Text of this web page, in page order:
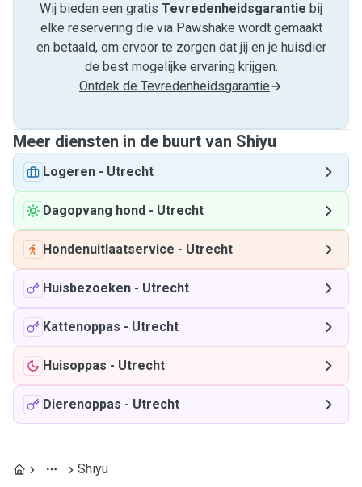
Wij bieden een gratis Tevredenheids­garantie bij
elke reservering die via Pawshake wordt gemaakt
en betaald, om ervoor te zorgen dat jij en je huisdier
de best mogelijke ervaring krijgen.
Ontdek de Tevredenheidsgarantie
Meer diensten in de buurt van Shiyu
Logeren - Utrecht
Dagopvang hond - Utrecht
Hondenuitlaatservice - Utrecht
Huisbezoeken - Utrecht
Kattenoppas - Utrecht
Huisoppas - Utrecht
Dierenoppas - Utrecht
Shiyu